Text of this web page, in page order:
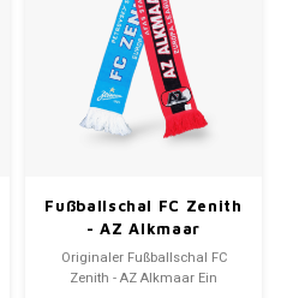
Fußballschal FC Zenith
- AZ Alkmaar
Originaler Fußballschal FC
Zenith - AZ Alkmaar Ein